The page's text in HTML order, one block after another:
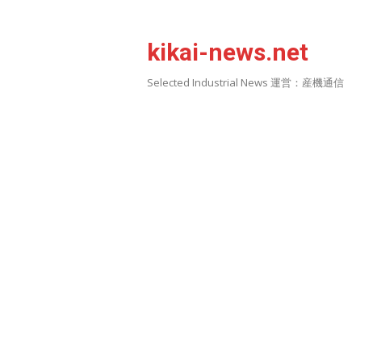
kikai-news.net
Selected Industrial News 運営：産機通信